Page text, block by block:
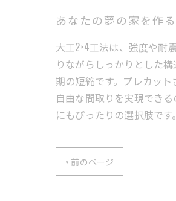
あなたの夢の家を作
大工2×4工法は、強度や耐
りながらしっかりとした
期の短縮です。プレカッ
自由な間取りを実現でき
にもぴったりの選択肢で
< 前のページ